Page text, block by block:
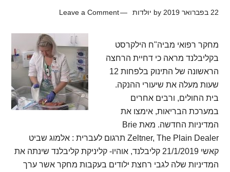
22 בפברואר 2019 by יולדות Leave a Comment
מחקר רפואי מביה"ח הילקרסט
בקליבלנד מראה כי דחיית הרחצה
הראשונה של התינוק בלפחות 12
שעות מעלה את שיעורי ההנקה.
בית החולים, ורבים אחרים
במערכת הבריאות, אימצו את
המדיניות החדשה. מאת Brie
Zeltner, The Plain Dealer תרגום לעברית : אלמוג שביט
קאשי 21/1/2019 קליבלנד, אוהיו- קליניקת קליבלנד שינתה את
המדיניות שלה לגבי רחצת ילודים בעקבות מחקר אשר ערך